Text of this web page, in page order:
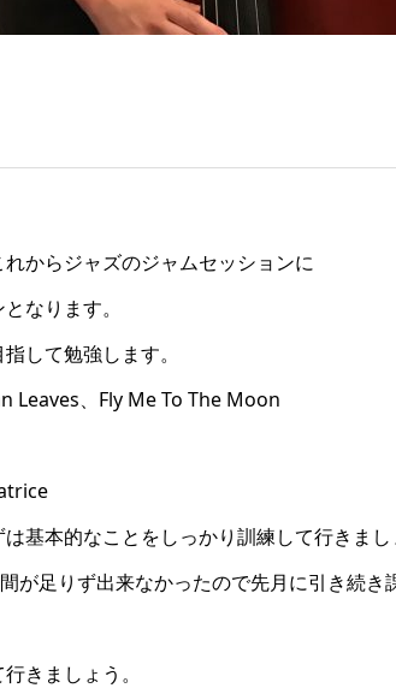
からジャズのジャムセッションに
なります。
して勉強します。
、Fly Me To The Moon
基本的なことをしっかり訓練して行きま
足りず出来なかったので先月に引き続き
きましょう。